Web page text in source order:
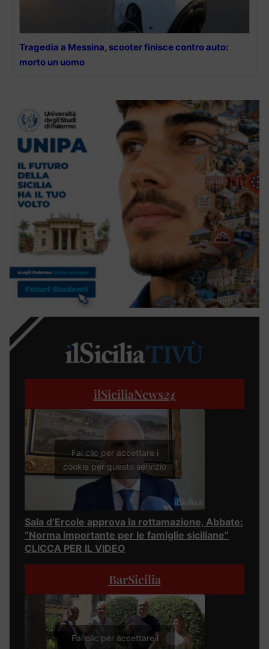
Tragedia a Messina, scooter finisce contro auto:
morto un uomo
ilSiciliaNews24
Fai clic per accettare i
cookie per questo servizio
Sala d’Ercole approva la rottamazione, Abbate:
“Norma importante per le famiglie siciliane”
CLICCA PER IL VIDEO
BarSicilia
Fai clic per accettare i